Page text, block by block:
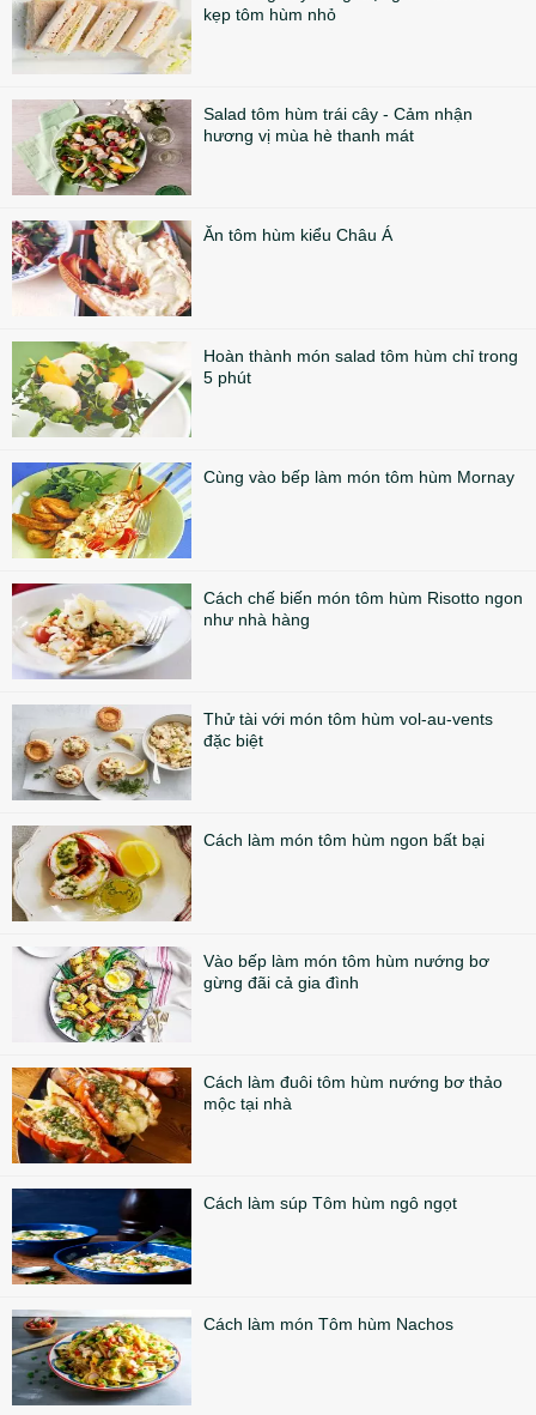
kẹp tôm hùm nhỏ
Salad tôm hùm trái cây - Cảm nhận
hương vị mùa hè thanh mát
Ăn tôm hùm kiểu Châu Á
Hoàn thành món salad tôm hùm chỉ trong
5 phút
Cùng vào bếp làm món tôm hùm Mornay
Cách chế biến món tôm hùm Risotto ngon
như nhà hàng
Thử tài với món tôm hùm vol-au-vents
đặc biệt
Cách làm món tôm hùm ngon bất bại
Vào bếp làm món tôm hùm nướng bơ
gừng đãi cả gia đình
Cách làm đuôi tôm hùm nướng bơ thảo
mộc tại nhà
Cách làm súp Tôm hùm ngô ngọt
Cách làm món Tôm hùm Nachos